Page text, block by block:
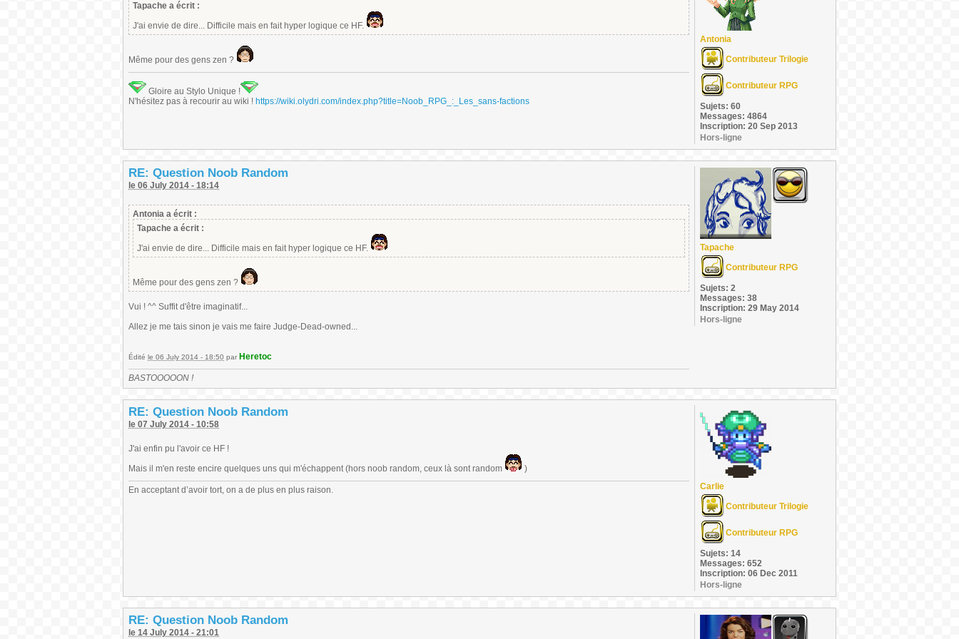
Tapache a écrit :
J'ai envie de dire... Difficile mais en fait hyper logique ce HF.
Même pour des gens zen ?
Gloire au Stylo Unique !
N'hésitez pas à recourir au wiki ! https://wiki.olydri.com/index.php?title=Noob_RPG_:_Les_sans-factions
Antonia
Contributeur Trilogie
Contributeur RPG
Sujets: 60
Messages: 4864
Inscription: 20 Sep 2013
Hors-ligne
RE: Question Noob Random
le 06 July 2014 - 18:14
Antonia a écrit :
Tapache a écrit :
J'ai envie de dire... Difficile mais en fait hyper logique ce HF.
Même pour des gens zen ?
Vui ! ^^ Suffit d'être imaginatif...
Allez je me tais sinon je vais me faire Judge-Dead-owned...
Édité le 06 July 2014 - 18:50 par Heretoc
BASTOOOOON !
Tapache
Contributeur RPG
Sujets: 2
Messages: 38
Inscription: 29 May 2014
Hors-ligne
RE: Question Noob Random
le 07 July 2014 - 10:58
J'ai enfin pu l'avoir ce HF !
Mais il m'en reste encire quelques uns qui m'échappent (hors noob random, ceux là sont random
)
En acceptant d’avoir tort, on a de plus en plus raison.
Carlie
Contributeur Trilogie
Contributeur RPG
Sujets: 14
Messages: 652
Inscription: 06 Dec 2011
Hors-ligne
RE: Question Noob Random
le 14 July 2014 - 21:01